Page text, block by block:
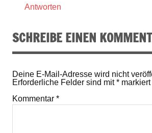
Antworten
SCHREIBE EINEN
Deine E-Mail-Adresse wird nicht
Erforderliche Felder sind mit* markiert
Kommentar *